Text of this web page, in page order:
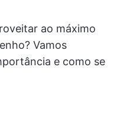
ao máximo
Vamos
e como se